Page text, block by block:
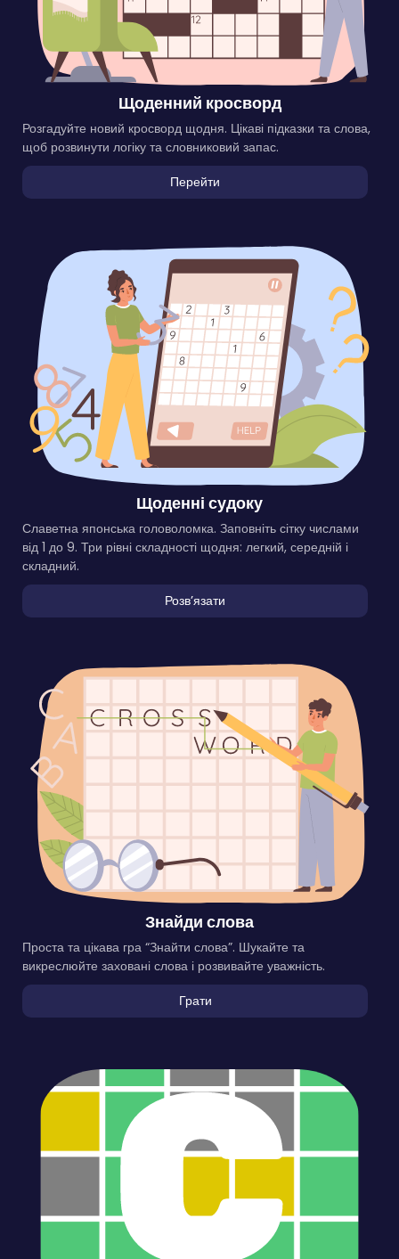
Щоденний кросворд
Розгадуйте новий кросворд щодня. Цікаві підказки та слова,
щоб розвинути логіку та словниковий запас.
Перейти
Щоденні судоку
Славетна японська головоломка. Заповніть сітку числами
від 1 до 9. Три рівні складності щодня: легкий, середній і
складний.
Розвʼязати
Знайди слова
Проста та цікава гра “Знайти слова”. Шукайте та
викреслюйте заховані слова і розвивайте уважність.
Грати